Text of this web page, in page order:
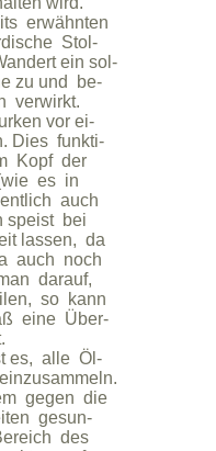
erwähnten
Stol-
ein sol-
zu und  be-
verwirkt.
vor ei-
Dies  funkti-
Kopf  der
es  in
auch
speist  bei
lassen,  da
auch  noch
darauf,
so  kann
eine  Über-
es,  alle  Öl-
gegen  die
gesun-
des